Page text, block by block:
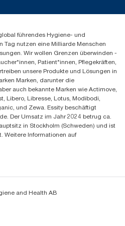
Germany GmbH
Fr 8:00-15:00
führendes Hygiene- und
Tag nutzen eine Milliarde Menschen
Wir wollen Grenzen überwinden -
Patient*innen, Pflegekräften,
unsere Produkte und Lösungen in
Marken, darunter die
auch bekannte Marken wie Actimove,
Libero, Libresse, Lotus, Modibodi,
und Zewa. Essity beschäftigt
Der Umsatz im Jahr 2024 betrug ca.
in Stockholm (Schweden) und ist
Weitere Informationen auf
and Health AB